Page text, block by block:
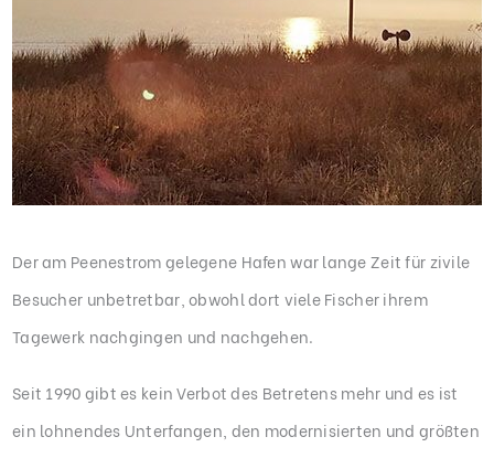
Der am Peenestrom gelegene Hafen war lange Zeit für zivile
Besucher unbetretbar, obwohl dort viele Fischer ihrem
Tagewerk nachgingen und nachgehen.
Seit 1990 gibt es kein Verbot des Betretens mehr und es ist
ein lohnendes Unterfangen, den modernisierten und größten